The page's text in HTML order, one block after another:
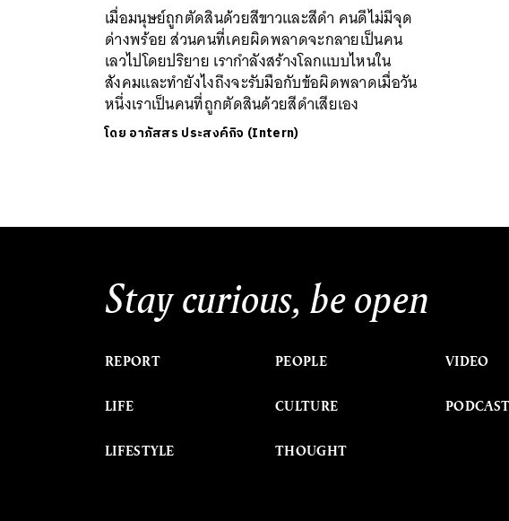
เมื่อมนุษย์ถูกตัดสินด้วยสีขาวและสีดำ คนดีไม่มีจุด
ด่างพร้อย ส่วนคนที่เคยผิดพลาดจะกลายเป็นคน
เลวไปโดยปริยาย เรากำลังสร้างโลกแบบไหนใน
สังคมและทำยังไงถึงจะรับมือกับข้อผิดพลาดเมื่อวัน
หนึ่งเราเป็นคนที่ถูกตัดสินด้วยสีดำเสียเอง
โดย อาภัสสร ประสงค์กิจ (Intern)
Stay curious, be open
REPORT
LIFE
LIFESTYLE
PEOPLE
CULTURE
THOUGHT
VIDEO
PODCAST